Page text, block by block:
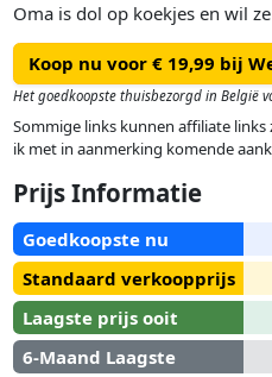
Oma is dol op koekjes en wil
Dus als oma in slaap valt,
stevig vast op haar schoot -
jouw kans om de koekjes van
Koop nu voor € 19,99 bij
Het goedkoopste thuisbezorgd in België
Sommige links kunnen affiliate links
ik met in aanmerking komende
Prijs Informatie
Goedkoopste nu
Standaard verkoopprijs
Laagste prijs ooit
6-Maand Laagste